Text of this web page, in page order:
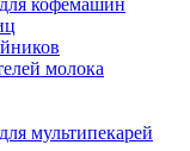
кофемашин
молока
мультипекарей